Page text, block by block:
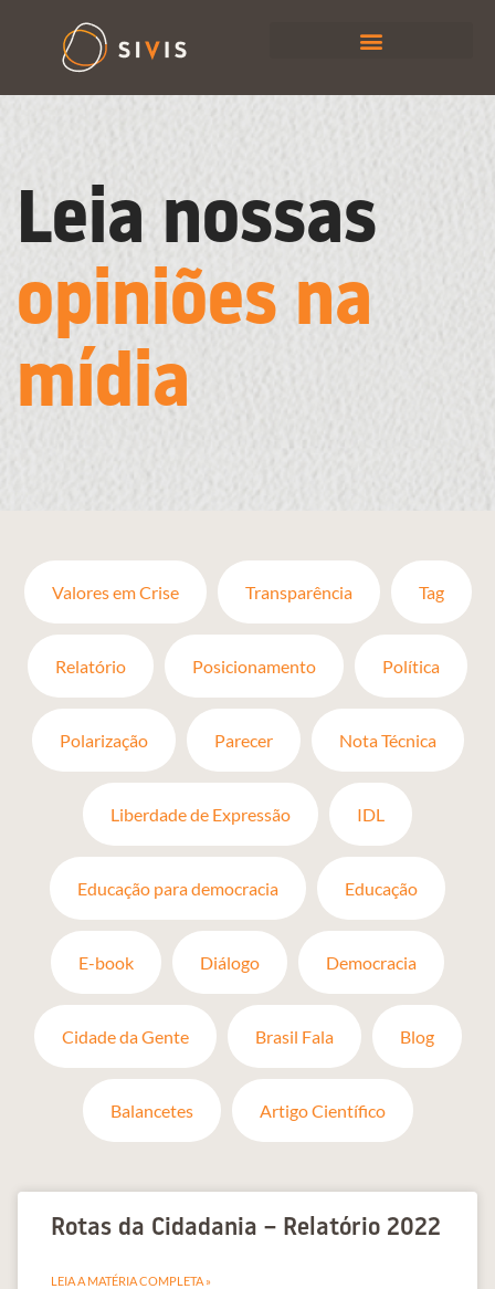
Leia nossas
opiniões na
mídia
Valores em Crise Transparência Tag
Relatório Posicionamento Política
Polarização Parecer Nota Técnica
Liberdade de Expressão IDL
Educação para democracia Educação
E-book Diálogo Democracia
Cidade da Gente Brasil Fala Blog
Balancetes Artigo Científico
Rotas da Cidadania – Relatório 2022
LEIA A MATÉRIA COMPLETA »